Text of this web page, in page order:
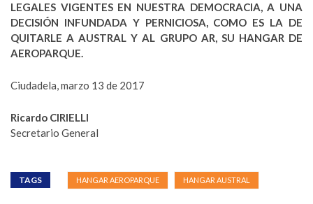
LEGALES VIGENTES EN NUESTRA DEMOCRACIA, A UNA
DECISIÓN INFUNDADA Y PERNICIOSA, COMO ES LA DE
QUITARLE A AUSTRAL Y AL GRUPO AR, SU HANGAR DE
AEROPARQUE.
Ciudadela, marzo 13 de 2017
Ricardo CIRIELLI
Secretario General
TAGS HANGAR AEROPARQUE HANGAR AUSTRAL